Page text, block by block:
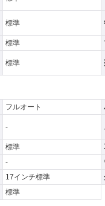
標準
標準
標準
フルオート
-
標準
-
17インチ標準
標準